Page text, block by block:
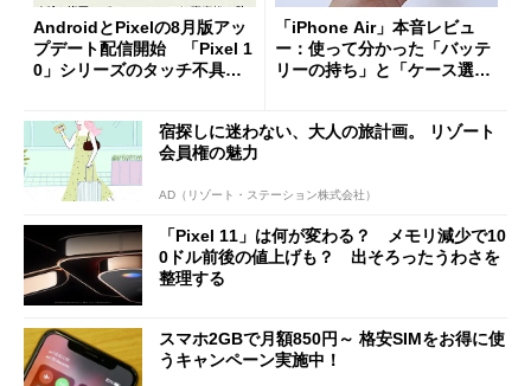
AndroidとPixelの8月版アッ
プデート配信開始 「Pixel 1
0」シリーズのタッチ不具合
「iPhone Air」本音レビュ
ー：使って分かった「バッテ
リーの持ち」と「ケース選
宿探しに迷わない、大人の旅計画。 リゾート
会員権の魅力
AD（リゾート・ステーション株式会社）
「Pixel 11」は何が変わる？ メモリ減少で10
0ドル前後の値上げも？ 出そろったうわさを
整理する
スマホ2GBで月額850円～ 格安SIMをお得に使
うキャンペーン実施中！